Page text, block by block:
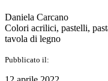
Daniela Carcano
Colori acrilici, pastelli,
tavola di legno
Pubblicato il: